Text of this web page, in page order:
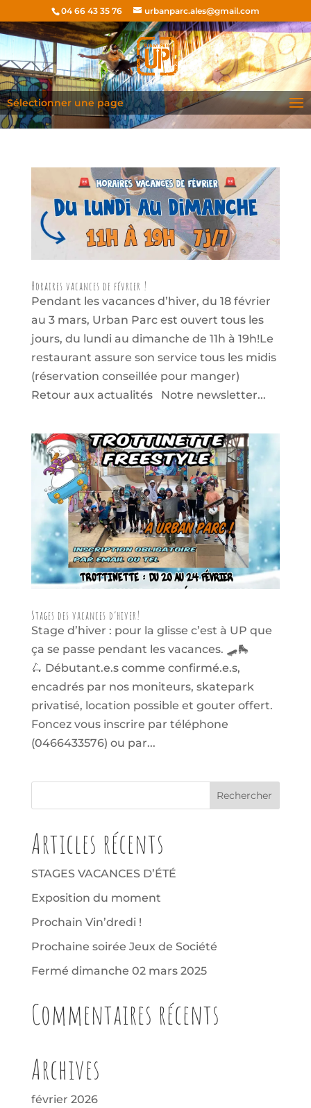
04 66 43 35 76 urbanparc.ales@gmail.com
Sélectionner une page
Horaires vacances de février !
Pendant les vacances d’hiver, du 18 février
au 3 mars, Urban Parc est ouvert tous les
jours, du lundi au dimanche de 11h à 19h!Le
restaurant assure son service tous les midis
(réservation conseillée pour manger)
Retour aux actualités Notre newsletter...
Stages des vacances d’hiver!
Stage d’hiver : pour la glisse c’est à UP que
ça se passe pendant les vacances. 🛹🛼
🛴 Débutant.e.s comme confirmé.e.s,
encadrés par nos moniteurs, skatepark
privatisé, location possible et gouter offert.
Foncez vous inscrire par téléphone
(0466433576) ou par...
Articles récents
STAGES VACANCES D’ÉTÉ
Exposition du moment
Prochain Vin’dredi !
Prochaine soirée Jeux de Société
Fermé dimanche 02 mars 2025
Commentaires récents
Archives
février 2026